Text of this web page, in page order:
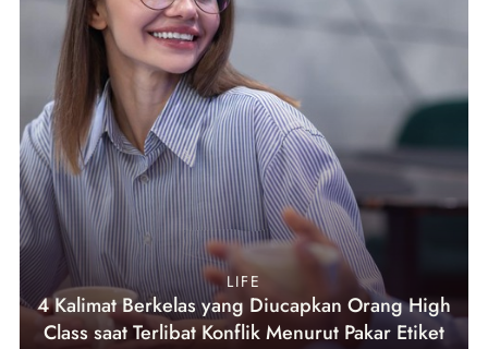
LIFE
4 Kalimat Berkelas yang Diucapkan Orang High
Class saat Terlibat Konflik Menurut Pakar Etiket